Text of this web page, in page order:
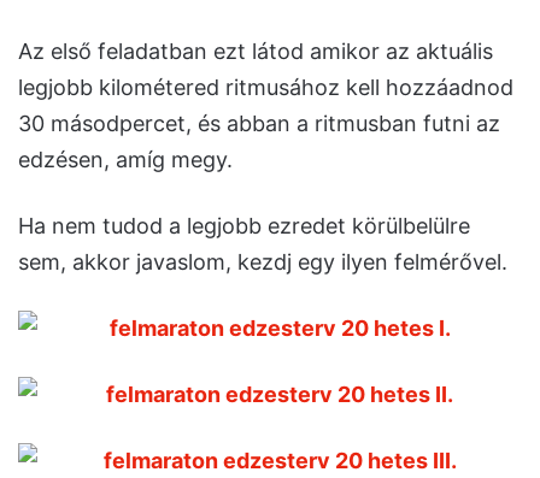
Az első feladatban ezt látod amikor az aktuális
legjobb kilométered ritmusához kell hozzáadnod
30 másodpercet, és abban a ritmusban futni az
edzésen, amíg megy.
Ha nem tudod a legjobb ezredet körülbelülre
sem, akkor javaslom, kezdj egy ilyen felmérővel.